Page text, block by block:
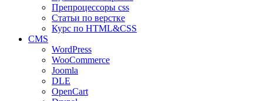
Препроцессоры css
Статьи по верстке
Курс по HTML&CSS
CMS
WordPress
WooCommerce
Joomla
DLE
OpenCart